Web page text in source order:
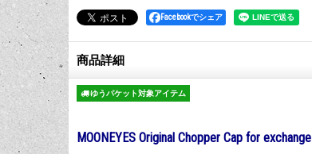
Facebookでシェア
商品詳細
ゆうパケット対象アイテム
MOONEYES Original Chopper Cap for exchange